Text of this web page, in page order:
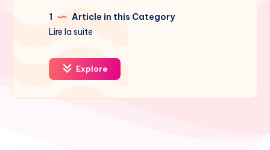
1
Article in this Category
Lire la suite
Explore